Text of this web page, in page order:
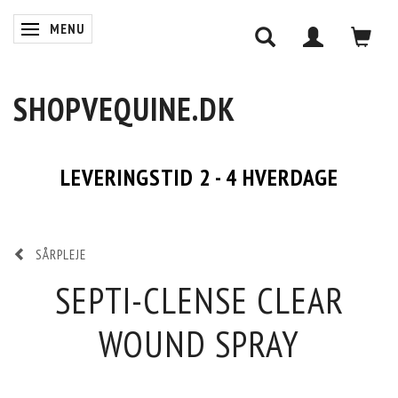
SKIFTE NAVIGATION
MENU
SHOPVEQUINE.DK
LEVERINGSTID 2 - 4 HVERDAGE
SÅRPLEJE
SEPTI-CLENSE CLEAR
WOUND SPRAY